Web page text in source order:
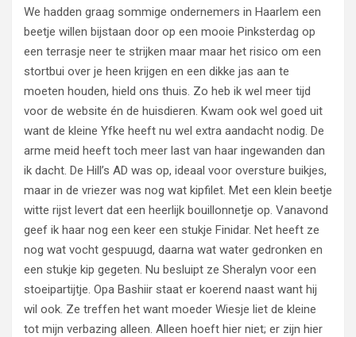
We hadden graag sommige ondernemers in Haarlem een
beetje willen bijstaan door op een mooie Pinksterdag op
een terrasje neer te strijken maar maar het risico om een
stortbui over je heen krijgen en een dikke jas aan te
moeten houden, hield ons thuis. Zo heb ik wel meer tijd
voor de website én de huisdieren. Kwam ook wel goed uit
want de kleine Yfke heeft nu wel extra aandacht nodig. De
arme meid heeft toch meer last van haar ingewanden dan
ik dacht. De Hill’s AD was op, ideaal voor oversture buikjes,
maar in de vriezer was nog wat kipfilet. Met een klein beetje
witte rijst levert dat een heerlijk bouillonnetje op. Vanavond
geef ik haar nog een keer een stukje Finidar. Net heeft ze
nog wat vocht gespuugd, daarna wat water gedronken en
een stukje kip gegeten. Nu besluipt ze Sheralyn voor een
stoeipartijtje. Opa Bashiir staat er koerend naast want hij
wil ook. Ze treffen het want moeder Wiesje liet de kleine
tot mijn verbazing alleen. Alleen hoeft hier niet; er zijn hier